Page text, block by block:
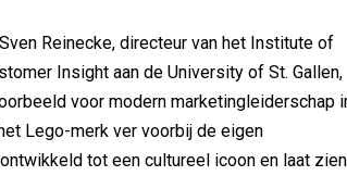
Reinecke, directeur van het Institute of
Insight aan de University of St. Gallen,
voor modern marketingleiderschap
Lego-merk ver voorbij de eigen
tot een cultureel icoon en laat zien